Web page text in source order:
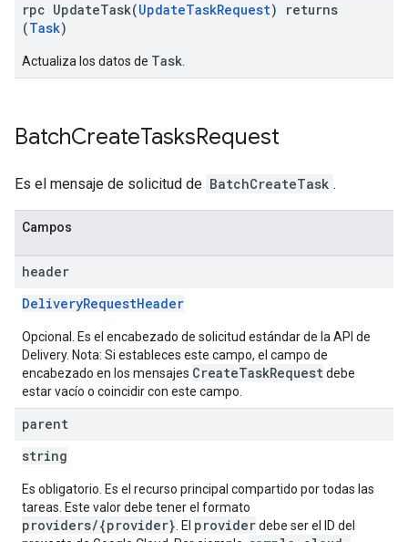
rpc UpdateTask(UpdateTaskRequest) returns
(Task)
Actualiza los datos de Task
BatchCreateTasksRequest
Es el mensaje de solicitud de BatchCreateTask .
Campos
header
DeliveryRequestHeader
Opcional. Es el encabezado de solicitud estándar de la API de
Delivery. Nota: Si estableces este campo, el campo de
encabezado en los mensajes CreateTaskRequestdebe
estar vacío o coincidir con este campo.
parent
string
Es obligatorio. Es el recurso principal compartido por todas las
tareas. Este valor debe tener el formato
providers/{provider} . El providerdebe ser el ID del